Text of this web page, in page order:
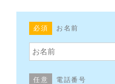
必須 お名前
任意 電話番号